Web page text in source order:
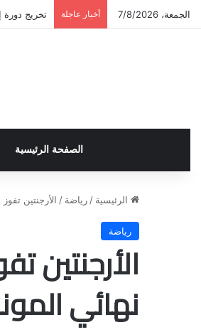
الجمعة، 7/8/2026 أخبار عاجلة تخريج دورة
الصفحة الرئيسية
الرئيسية / رياضة / الأرجنتين
رياضة
الأرجنتين
نهائي